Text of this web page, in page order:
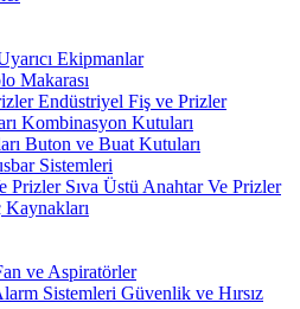
Ekipmanlar
Makarası
Endüstriyel Fiş ve Prizler
Kombinasyon Kutuları
Buton ve Buat Kutuları
Sistemleri
Sıva Üstü Anahtar Ve Prizler
Kaynakları
ve Aspiratörler
Güvenlik ve Hırsız